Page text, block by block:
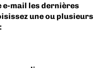
e-mail les dernières
une ou plusieurs